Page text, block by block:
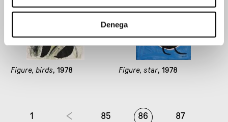
Denega
Figure, birds, 1978 Figure, star, 1978
1 85 86 87